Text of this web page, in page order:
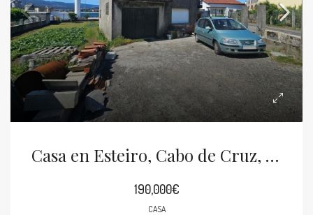
Casa en Esteiro, Cabo de Cruz, Boiro
190,000€
CASA